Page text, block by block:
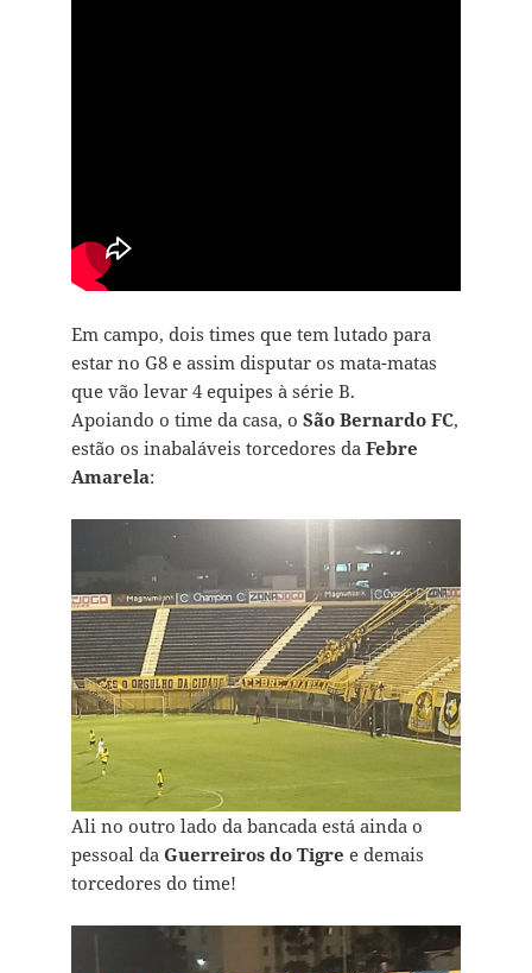
Em campo, dois times que tem lutado para
estar no G8 e assim disputar os mata-matas
que vão levar 4 equipes à série B.
Apoiando o time da casa, o São Bernardo FC,
estão os inabaláveis torcedores da Febre
Amarela:
Ali no outro lado da bancada está ainda o
pessoal da Guerreiros do Tigre e demais
torcedores do time!